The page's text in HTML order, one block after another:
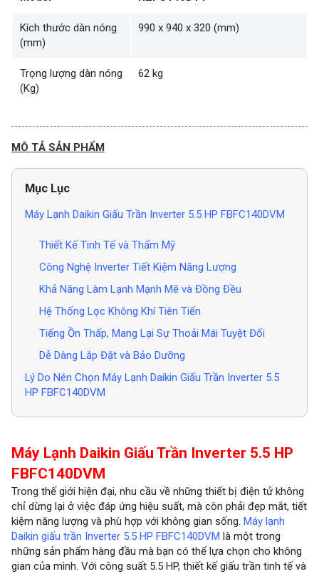
Kích thước dàn nóng
(mm)
990 x 940 x 320 (mm)
Trọng lượng dàn nóng
(Kg)
62 kg
MÔ TẢ SẢN PHẨM
Mục Lục
Máy Lạnh Daikin Giấu Trần Inverter 5.5 HP FBFC140DVM
Thiết Kế Tinh Tế và Thẩm Mỹ
Công Nghệ Inverter Tiết Kiệm Năng Lượng
Khả Năng Làm Lạnh Mạnh Mẽ và Đồng Đều
Hệ Thống Lọc Không Khí Tiên Tiến
Tiếng Ồn Thấp, Mang Lại Sự Thoải Mái Tuyệt Đối
Dễ Dàng Lắp Đặt và Bảo Dưỡng
Lý Do Nên Chọn Máy Lạnh Daikin Giấu Trần Inverter 5.5
HP FBFC140DVM
Máy Lạnh Daikin Giấu Trần Inverter 5.5 HP
FBFC140DVM
Trong thế giới hiện đại, nhu cầu về những thiết bị điện tử không
chỉ dừng lại ở việc đáp ứng hiệu suất, mà còn phải đẹp mắt, tiết
kiệm năng lượng và phù hợp với không gian sống. Máy lạnh
Daikin giấu trần Inverter 5.5 HP FBFC140DVM là một trong
những sản phẩm hàng đầu mà bạn có thể lựa chọn cho không
gian của mình. Với công suất 5.5 HP, thiết kế giấu trần tinh tế và